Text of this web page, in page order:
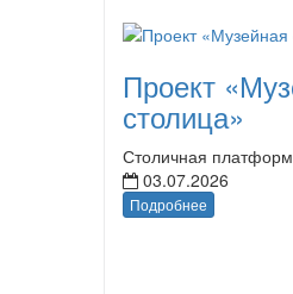
Проект
столица»
Столичная
03.07.2026
Подробнее